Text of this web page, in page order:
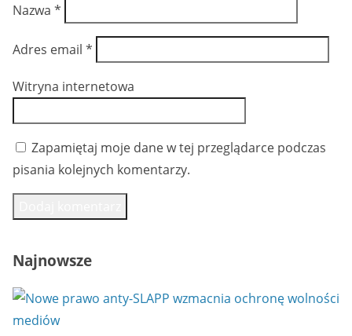
Nazwa *
Adres email *
Witryna internetowa
Zapamiętaj moje dane w tej przeglądarce podczas
pisania kolejnych komentarzy.
Najnowsze